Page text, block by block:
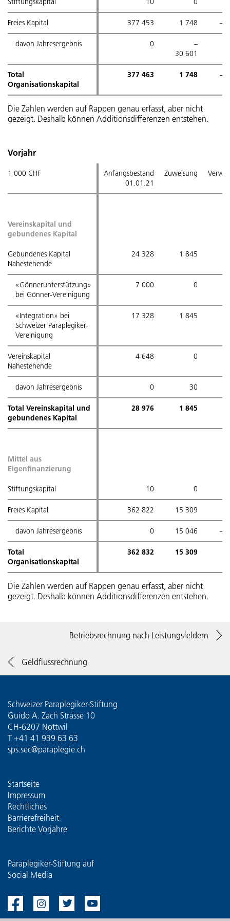
Freies Kapital 377 453 1 748 –
davon Jahresergebnis 0
–
30 601
Total
Organisationskapital
377 463 1 748 –
Die Zahlen werden auf Rappen genau erfasst, aber nicht
gezeigt. Deshalb können Additionsdifferenzen entstehen.
Freies Kapital
davon Jahresergebnis
Total
Organisationskapital
Vorjahr
1 000 CHF
Anfangsbestand
01.01.21
Zuweisung
Vereinskapital und
gebundenes Kapital
Gebundenes Kapital
Nahestehende
24 328 1 845
«Gönnerunterstützung»
bei Gönner-Vereinigung
7 000 0
«Integration» bei
Schweizer Paraplegiker-
Vereinigung
17 328 1 845
Vereinskapital
Nahestehende
4 648 0
davon Jahresergebnis 0 30
Total Vereinskapital und
gebundenes Kapital
28 976 1 845
Mittel aus
Eigenfinanzierung
Stiftungskapital 10 0
Freies Kapital 362 822 15 309
davon Jahresergebnis 0 15 046 –
Total
Organisationskapital
362 832 15 309
Die Zahlen werden auf Rappen genau erfasst, aber nicht
gezeigt. Deshalb können Additionsdifferenzen entstehen.
1 000 CHF
Vereinskapital und
gebundenes Kapital
Gebundenes Kapital
Nahestehende
«Gönnerunterstützung»
bei Gönner-Vereinigung
«Integration» bei
Schweizer Paraplegiker-
Vereinigung
Vereinskapital
Nahestehende
davon Jahresergebnis
Total Vereinskapital und
gebundenes Kapital
Mittel aus
Eigenfinanzierung
Stiftungskapital
Freies Kapital
davon Jahresergebnis
Total
Organisationskapital
Geldflussrechnung
Betriebsrechnung nach Leistungsfeldern
Schweizer Paraplegiker-Stiftung
Guido A. Zäch Strasse 10
CH-6207 Nottwil
T +41 41 939 63 63
sps.sec@paraplegie.ch
Startseite
Impressum
Rechtliches
Barrierefreiheit
Berichte Vorjahre
Paraplegiker-Stiftung auf
Social Media